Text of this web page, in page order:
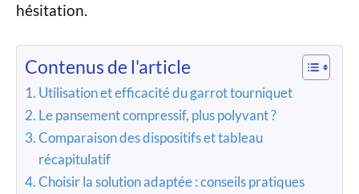
hésitation.
Contenus de l'article
Utilisation et efficacité du garrot tourniquet
Le pansement compressif, plus polyvant ?
Comparaison des dispositifs et tableau
récapitulatif
Choisir la solution adaptée : conseils pratiques